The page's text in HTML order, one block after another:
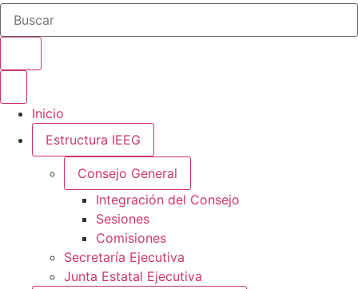
Buscar en el sitio
Inicio
Estructura IEEG
Consejo General
Integración del Consejo
Sesiones
Comisiones
Secretaría Ejecutiva
Junta Estatal Ejecutiva